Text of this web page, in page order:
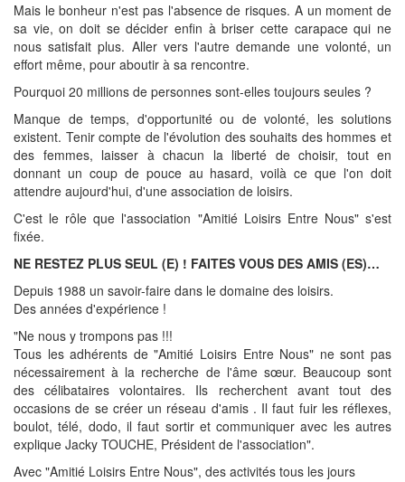
Mais le bonheur n'est pas l'absence de risques. A un moment de
sa vie, on doit se décider enfin à briser cette carapace qui ne
nous satisfait plus. Aller vers l'autre demande une volonté, un
effort même, pour aboutir à sa rencontre.
Pourquoi 20 millions de personnes sont-elles toujours seules ?
Manque de temps, d'opportunité ou de volonté, les solutions
existent. Tenir compte de l'évolution des souhaits des hommes et
des femmes, laisser à chacun la liberté de choisir, tout en
donnant un coup de pouce au hasard, voilà ce que l'on doit
attendre aujourd'hui, d'une association de loisirs.
C'est le rôle que l'association "Amitié Loisirs Entre Nous" s'est
fixée.
NE RESTEZ PLUS SEUL (E) ! FAITES VOUS DES AMIS (ES)…
Depuis 1988 un savoir-faire dans le domaine des loisirs.
Des années d'expérience !
"Ne nous y trompons pas !!!
Tous les adhérents de "Amitié Loisirs Entre Nous" ne sont pas
nécessairement à la recherche de l'âme sœur. Beaucoup sont
des célibataires volontaires. Ils recherchent avant tout des
occasions de se créer un réseau d'amis . Il faut fuir les réflexes,
boulot, télé, dodo, il faut sortir et communiquer avec les autres
explique Jacky TOUCHE, Président de l'association".
Avec "Amitié Loisirs Entre Nous", des activités tous les jours